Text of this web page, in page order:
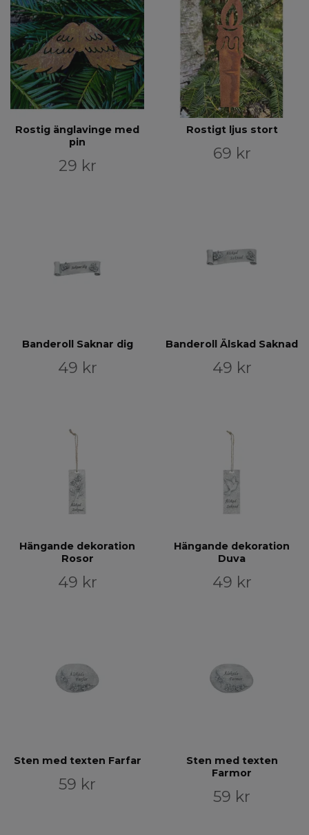
Rostig änglavinge med
pin
29 kr
Rostigt ljus stort
69 kr
Banderoll Saknar dig
49 kr
Banderoll Älskad Saknad
49 kr
Hängande dekoration
Rosor
49 kr
Hängande dekoration
Duva
49 kr
Sten med texten Farfar
59 kr
Sten med texten
Farmor
59 kr